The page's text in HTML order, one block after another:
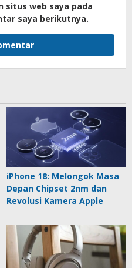
situs web saya pada
saya berikutnya.
iPhone 18: Melongok Masa
Depan Chipset 2nm dan
Revolusi Kamera Apple